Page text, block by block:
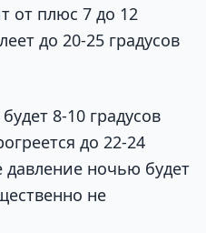
от плюс 7 до 12
до 20-25 градусов
8-10 градусов
до 22-24
давление ночью будет
не